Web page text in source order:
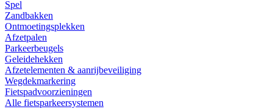
Spel
Zandbakken
Ontmoetingsplekken
Afzetpalen
Parkeerbeugels
Geleidehekken
Afzetelementen & aanrijbeveiliging
Wegdekmarkering
Fietspadvoorzieningen
Alle fietsparkeersystemen